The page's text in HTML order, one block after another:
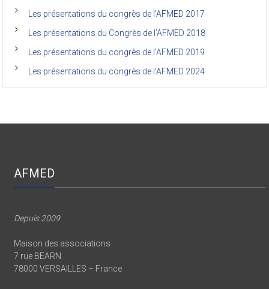
vécu
Les présentations du congrès de l’AFMED 2017
Les présentations du Congrès de l’AFMED 2018
Les présentations du congrès de l’AFMED 2019
Les présentations du congrès de l’AFMED 2024
AFMED
Depuis 2009
Maison des associations
7 rue BEARN
78000 VERSAILLES – France